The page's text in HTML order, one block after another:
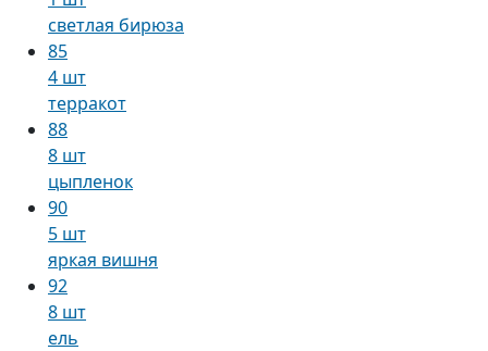
светлая бирюза
85
4 шт
терракот
88
8 шт
цыпленок
90
5 шт
яркая вишня
92
8 шт
ель